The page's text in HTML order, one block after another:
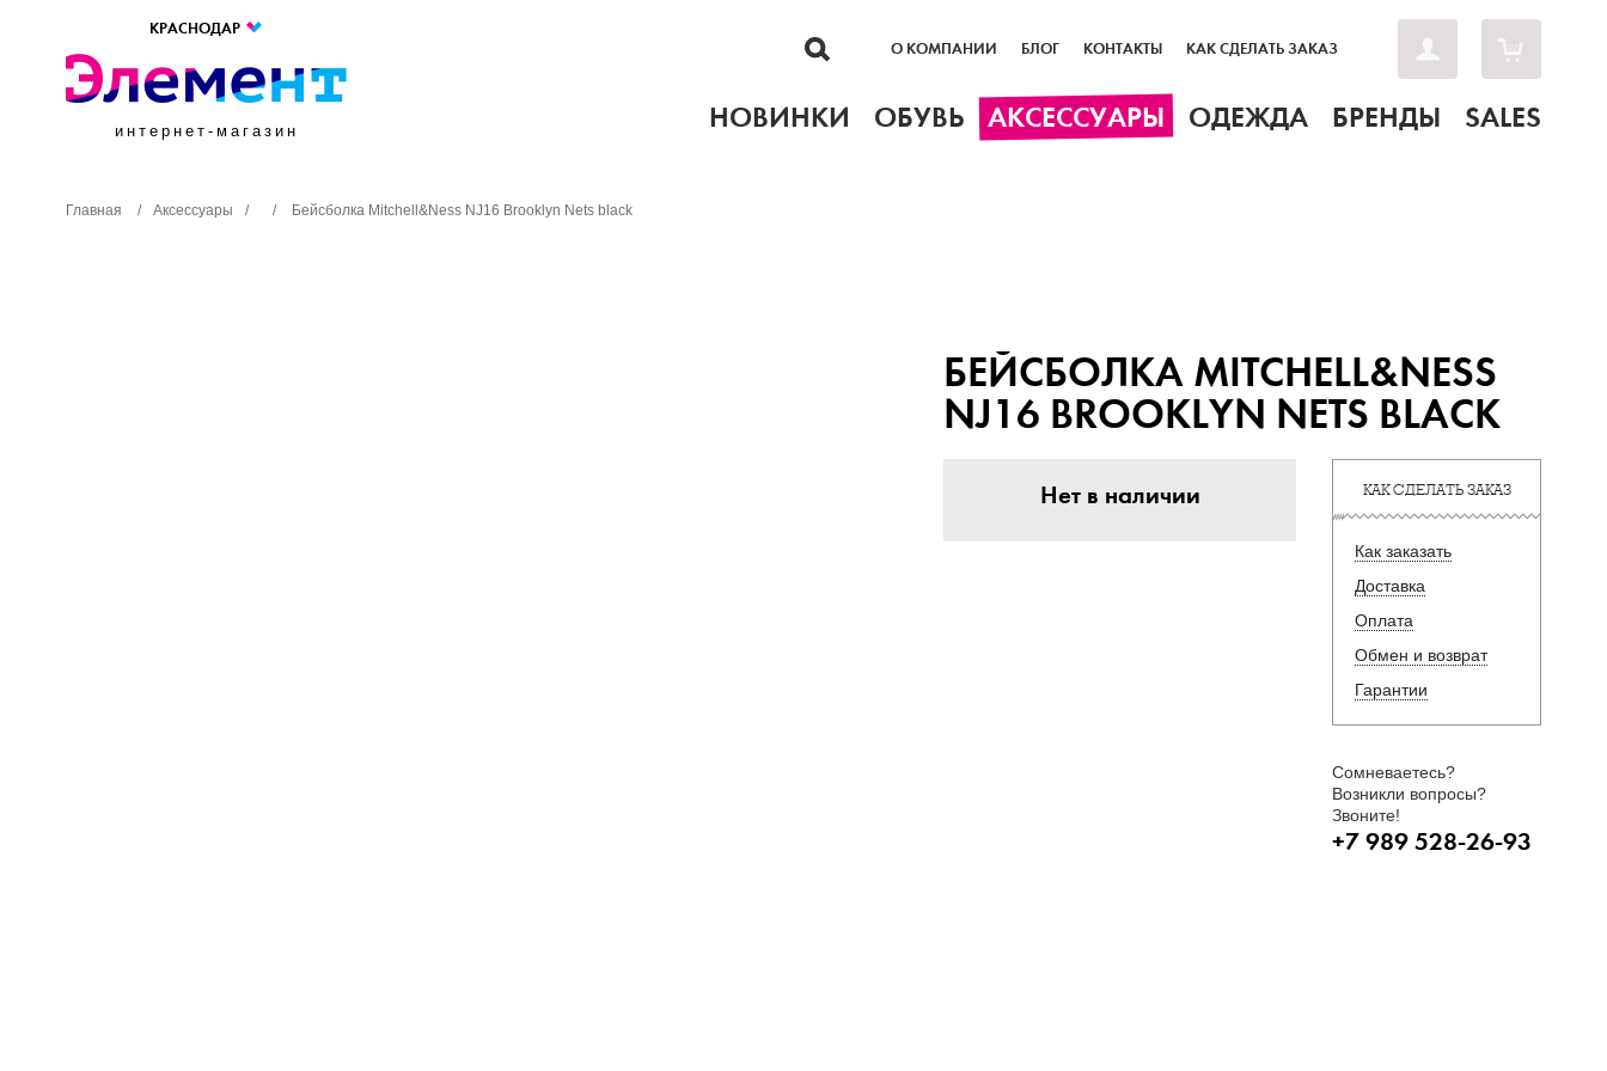
КРАСНОДАР
интернет-магазин
О КОМПАНИИ БЛОГ КОНТАКТЫ КАК СДЕЛАТЬ ЗАКАЗ
НОВИНКИ ОБУВЬ АКСЕССУАРЫ ОДЕЖДА БРЕНДЫ SALES
Главная / Аксессуары / / Бейсболка Mitchell&Ness NJ16 Brooklyn Nets black
БЕЙСБОЛКА MITCHELL&NESS
NJ16 BROOKLYN NETS BLACK
Нет в наличии КАК СДЕЛАТЬ ЗАКАЗ
Как заказать
Доставка
Оплата
Обмен и возврат
Гарантии
Сомневаетесь?
Возникли вопросы?
Звоните!
+7 989 528-26-93